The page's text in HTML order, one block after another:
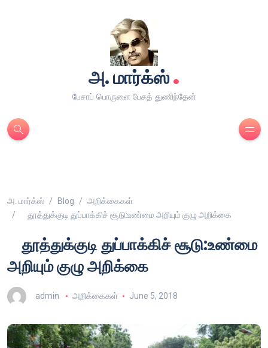
அ. மார்க்ஸ்.
பேசாப் பொருளை பேசத் துணிந்தேன்
அ. மார்க்ஸ் Blog
அறிக்கைகள்
தூத்துக்குடி துப்பாக்கிச் சூடு:உண்மை அறியும் குழு அறிக்கை
தூத்துக்குடி துப்பாக்கிச் சூடு:உண்மை
அறியும் குழு அறிக்கை
admin அறிக்கைகள் June 5, 2018